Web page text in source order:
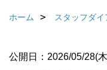
ホーム スタッフダイ
公開日：2026/05/28(